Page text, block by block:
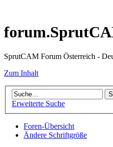
SprutCAM Forum Österreich -
Zum Inhalt
Erweiterte Suche
Foren-Übersicht
Ändere Schriftgröße